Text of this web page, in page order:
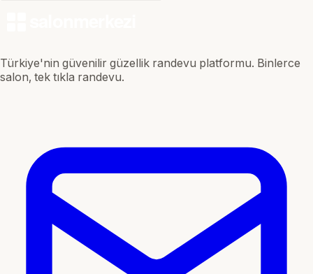
Türkiye'nin güvenilir güzellik randevu platformu. Binlerce
salon, tek tıkla randevu.